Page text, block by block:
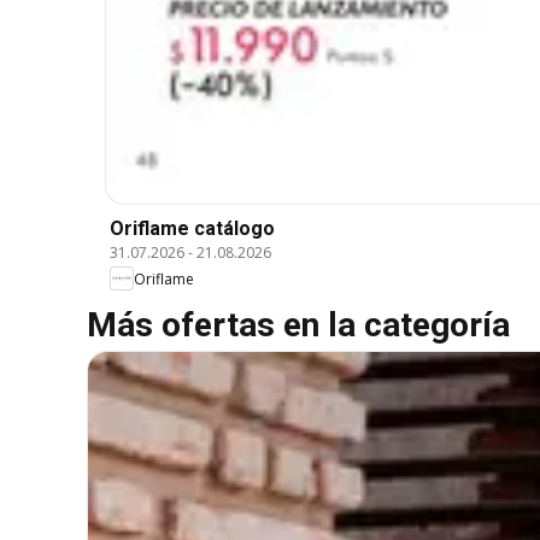
Oriflame catálogo
31.07.2026-21.08.2026
Oriflame
Más ofertas en la categoría